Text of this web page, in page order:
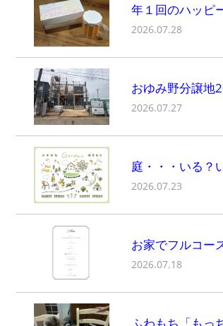
年１回のハッピ
2026.07.28
おゆみ野分譲地
2026.07.27
庭・・・いる？
2026.07.23
お家でフルコース
2026.07.18
ふわもち「もっ